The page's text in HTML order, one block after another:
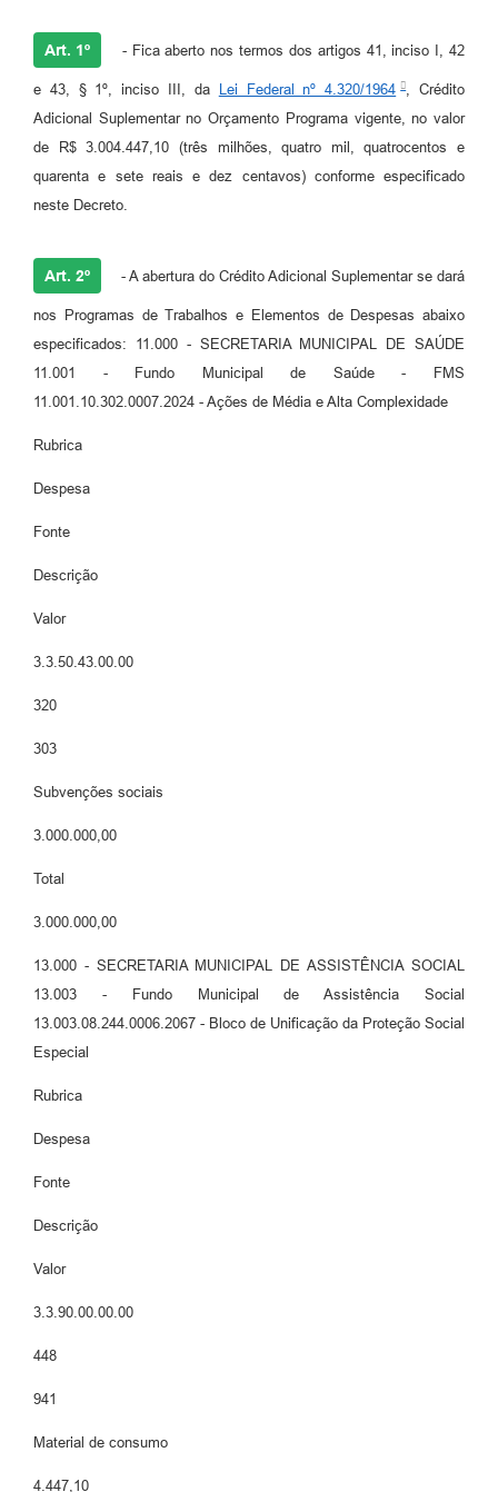
Art. 1º - Fica aberto nos termos dos artigos 41, inciso I, 42
e 43, § 1º, inciso III, da Lei Federal nº 4.320/1964
, Crédito
Adicional Suplementar no Orçamento Programa vigente, no valor
de R$ 3.004.447,10 (três milhões, quatro mil, quatrocentos e
quarenta e sete reais e dez centavos) conforme especificado
neste Decreto.
Art. 2º - A abertura do Crédito Adicional Suplementar se dará
nos Programas de Trabalhos e Elementos de Despesas abaixo
especificados: 11.000 - SECRETARIA MUNICIPAL DE SAÚDE
11.001 - Fundo Municipal de Saúde - FMS
11.001.10.302.0007.2024 - Ações de Média e Alta Complexidade
Rubrica
Despesa
Fonte
Descrição
Valor
3.3.50.43.00.00
320
303
Subvenções sociais
3.000.000,00
Total
3.000.000,00
13.000 - SECRETARIA MUNICIPAL DE ASSISTÊNCIA SOCIAL
13.003 - Fundo Municipal de Assistência Social
13.003.08.244.0006.2067 - Bloco de Unificação da Proteção Social
Especial
Rubrica
Despesa
Fonte
Descrição
Valor
3.3.90.00.00.00
448
941
Material de consumo
4.447,10